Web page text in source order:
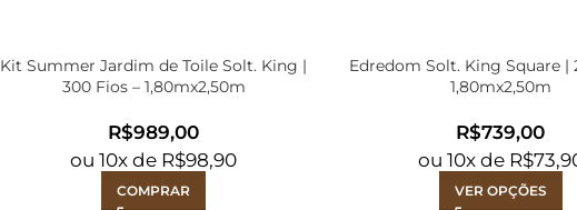
Kit Summer Jardim de Toile Solt. King |
300 Fios – 1,80mx2,50m
R$
ou10x de R$98,90
COMPRAR
Edredom Solt. King Square |
1,80mx2,50m
R$
ou 10x de R$
VER OPÇÕES